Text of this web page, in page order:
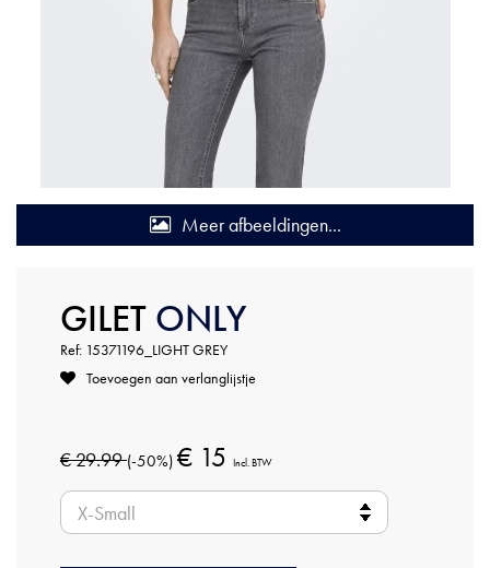
Meer afbeeldingen...
GILET ONLY
Ref: 15371196_LIGHT GREY
Toevoegen aan verlanglijstje
€ 29.99(-50%) € 15 Incl. BTW